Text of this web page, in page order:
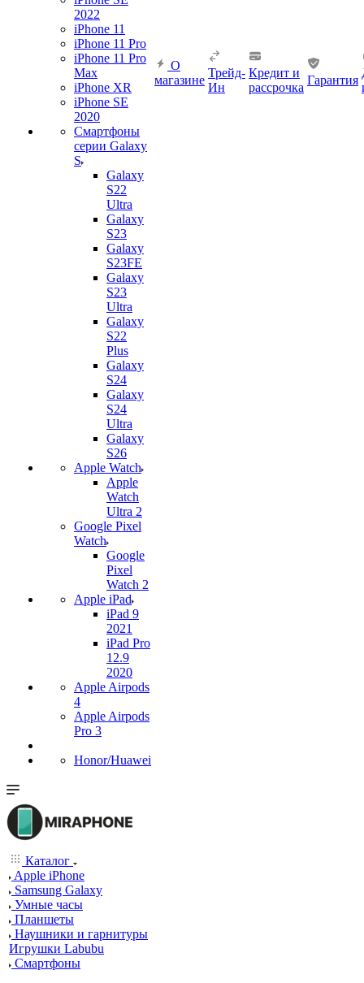
2022
iPhone 11
iPhone 11 Pro
iPhone 11 Pro
Max
iPhone XR
iPhone SE
2020
Смартфоны
серии Galaxy
S
Galaxy
S22
Ultra
Galaxy
S23
Galaxy
S23FE
Galaxy
S23
Ultra
Galaxy
S22
Plus
Galaxy
S24
Galaxy
S24
Ultra
Galaxy
S26
Apple Watch
Apple
Watch
Ultra 2
Google Pixel
Watch
Google
Pixel
Watch 2
Apple iPad
iPad 9
2021
iPad Pro
12.9
2020
Apple Airpods
4
Apple Airpods
Pro 3
Honor/Huawei
О
магазине
Трейд-
Ин
Кредит и
рассрочка
Гарантия
Каталог
Apple iPhone
Samsung Galaxy
Умные часы
Планшеты
Наушники и гарнитуры
Игрушки Labubu
Смартфоны